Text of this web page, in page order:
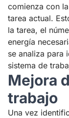
comienza con
tarea actual.
la tarea, el
energía
se analiza para
sistema de
Mejora
trabajo
Una vez